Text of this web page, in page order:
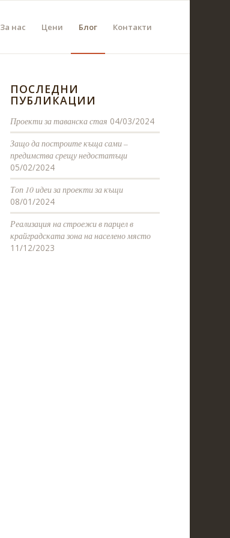
За нас Цени Блог Контакти
ПОСЛЕДНИ
ПУБЛИКАЦИИ
Проекти за таванска стая 04/03/2024
Защо да построите къща сами –
предимства срещу недостатъци
05/02/2024
Топ 10 идеи за проекти за къщи
08/01/2024
Реализация на строежи в парцел в
крайградската зона на населено място
11/12/2023